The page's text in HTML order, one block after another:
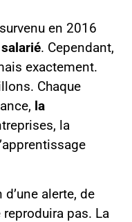
en 2016
. Cependant,
exactement.
Chaque
la
la
alerte, de
pas. La